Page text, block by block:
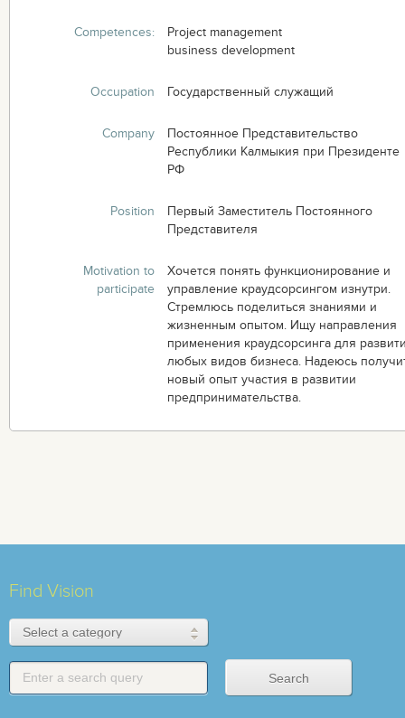
Competences:
Project management
business development
Occupation Государственный служащий
Company
Постоянное Представительство
Республики Калмыкия при Президенте
РФ
Position
Первый Заместитель Постоянного
Представителя
Motivation to
participate
Хочется понять функционирование и
управление краудсорсингом изнутри.
Стремлюсь поделиться знаниями и
жизненным опытом. Ищу направления
применения краудсорсинга для
любых видов бизнеса. Надеюсь
новый опыт участия в развитии
предпринимательства.
Find Vision